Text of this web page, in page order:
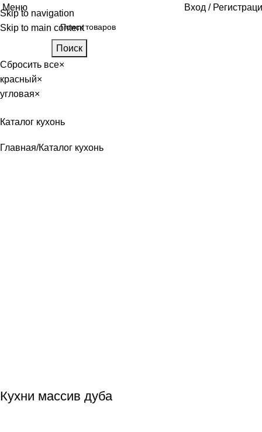
Skip to navigation
Skip to main content
Меню Вход /
Поиск
Сбросить все×
красный×
угловая×
Каталог кухонь
Главная Каталог кухонь
Кухни массив дуба